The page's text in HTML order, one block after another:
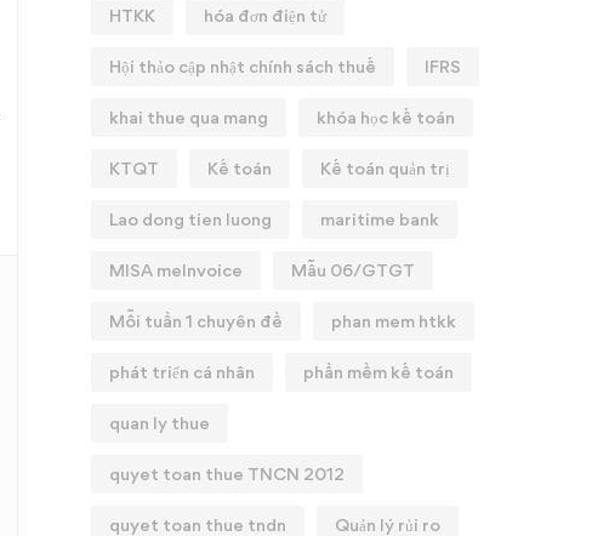
HTKK hóa đơn điện tử
Hội thảo cập nhật chính sách thuế IFRS
khai thue qua mang khóa học kế toán
KTQT Kế toán Kế toán quản trị
Lao dong tien luong maritime bank
MISA meInvoice Mẫu 06/GTGT
Mỗi tuần 1 chuyên đề phan mem htkk
phát triển cá nhân phần mềm kế toán
quan ly thue
quyet toan thue TNCN 2012
quyet toan thue tndn Quản lý rủi ro